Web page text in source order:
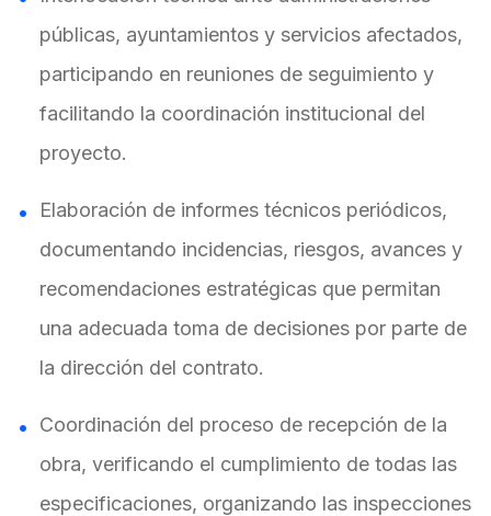
públicas, ayuntamientos y servicios afectados,
participando en reuniones de seguimiento y
facilitando la coordinación institucional del
proyecto.
Elaboración de informes técnicos periódicos,
documentando incidencias, riesgos, avances y
recomendaciones estratégicas que permitan
una adecuada toma de decisiones por parte de
la dirección del contrato.
Coordinación del proceso de recepción de la
obra, verificando el cumplimiento de todas las
especificaciones, organizando las inspecciones